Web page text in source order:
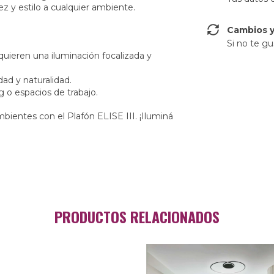
y estilo a cualquier ambiente.
una iluminación focalizada y
y naturalidad.
o espacios de trabajo.
con el Plafón ELISE III. ¡Iluminá
Cambios
Si no te
PRODUCTOS RELACIONADOS